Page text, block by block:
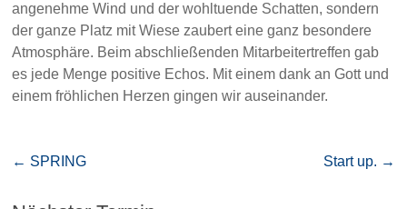
angenehme Wind und der wohltuende Schatten, sondern
der ganze Platz mit Wiese zaubert eine ganz besondere
Atmosphäre. Beim abschließenden Mitarbeitertreffen gab
es jede Menge positive Echos. Mit einem dank an Gott und
einem fröhlichen Herzen gingen wir auseinander.
← SPRING Start up. →